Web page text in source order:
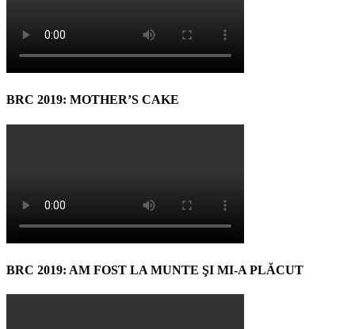
BRC 2019: MOTHER’S CAKE
BRC 2019: AM FOST LA MUNTE ŞI MI-A PLĂCUT